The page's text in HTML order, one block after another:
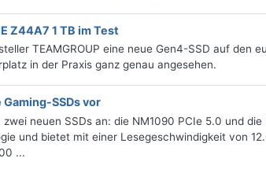
Z44A7 1 TB im Test
TEAMGROUP eine neue Gen4-SSD auf den
in der Praxis ganz genau angesehen.
SSDs vor
neuen SSDs an: die NM1090 PCIe 5.0 und
und bietet mit einer Lesegeschwindigkeit von
...